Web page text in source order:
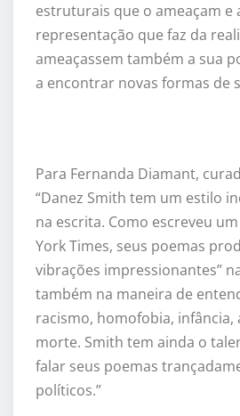
estruturais que o ameaçam e
representação que faz da
ameaçassem também a sua
a encontrar novas formas de
Para Fernanda Diamant,
“Danez Smith tem um estilo
na escrita. Como escreveu
York Times, seus poemas
vibrações impressionantes”
também na maneira de
racismo, homofobia, infância,
morte. Smith tem ainda o
falar seus poemas
políticos.”